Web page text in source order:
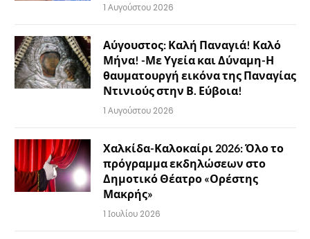
1 Αυγούστου 2026
Αύγουστος: Καλή Παναγιά! Καλό
Μήνα! -Με Υγεία και Δύναμη-Η
θαυματουργή εικόνα της Παναγίας
Ντινιούς στην Β. Εύβοια!
1 Αυγούστου 2026
Χαλκίδα-Καλοκαίρι 2026: Όλο το
πρόγραμμα εκδηλώσεων στο
Δημοτικό Θέατρο «Ορέστης
Μακρής»
1 Ιουλίου 2026